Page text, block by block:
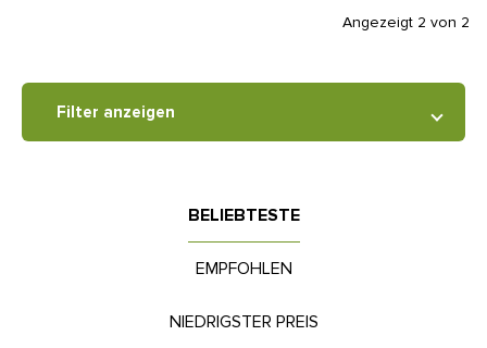
BELIEBTESTE
EMPFOHLEN
NIEDRIGSTER PREIS
Angezeigt 2 von 2
Filter anzeigen